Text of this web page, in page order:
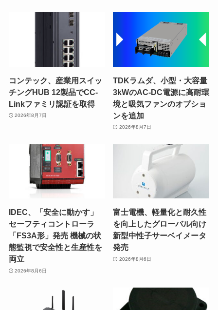
コンテック、産業用スイッ
チングHUB 12製品でCC-
Linkファミリ認証を取得
2026年8月7日
TDKラムダ、小型・大容量
3kWのAC-DC電源に高耐環
境と吸気ファンのオプショ
ンを追加
2026年8月7日
IDEC、「安全に動かす」
セーフティコントローラ
「FS3A形」発売 機械の状
態監視で安全性と生産性を
両立
2026年8月6日
富士電機、軽量化と耐久性
を向上したグローバル向け
新型中性子サーベイメータ
発売
2026年8月6日